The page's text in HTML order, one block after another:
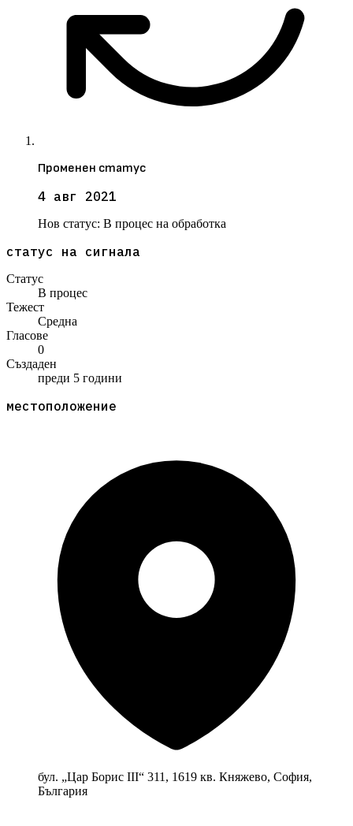
Променен статус
4 авг 2021
Нов статус: В процес на обработка
статус на сигнала
Статус
В процес
Тежест
Средна
Гласове
0
Създаден
преди 5 години
местоположение
бул. „Цар Борис III“ 311, 1619 кв. Княжево, София,
България